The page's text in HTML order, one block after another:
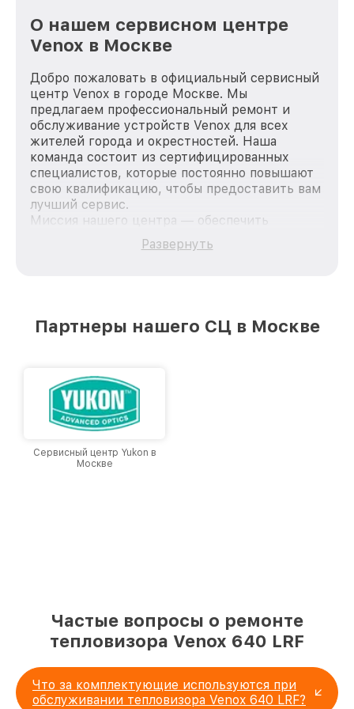
О нашем сервисном центре
Venox в Москве
Добро пожаловать в официальный сервисный
центр Venox в городе Москве. Мы
предлагаем профессиональный ремонт и
обслуживание устройств Venox для всех
жителей города и окрестностей. Наша
команда состоит из сертифицированных
специалистов, которые постоянно повышают
свою квалификацию, чтобы предоставить вам
лучший сервис.
Миссия нашего центра — обеспечить
качественный и доступный ремонт для
каждого пользователя продукции Venox, вне
лучшим сервисным центром Venox в городе
Развернуть
Партнеры нашего СЦ в Москве
Сервисный центр Yukon в
Москве
Частые вопросы о ремонте
тепловизора Venox 640 LRF
Что за комплектующие используются при
обслуживании тепловизора Venox 640 LRF?